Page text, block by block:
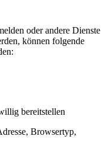
oder andere Dienste
können folgende
bereitstellen
Browsertyp,